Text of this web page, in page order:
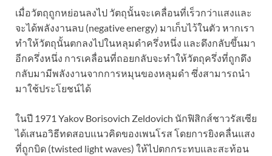
เมื่อวัตถุถูกหย่อนลงไป วัตถุนั้นจะเคลื่อนที่เร็วกว่าแสงและ
จะได้พลังงานลบ (negative energy) มาเก็บไว้ในตัว หากเรา
ทำให้วัตถุนั้นตกลงไปในหลุมดำครึ่งหนึ่ง และดึงกลับขึ้นมา
อีกครึ่งหนึ่ง การเคลื่อนที่ถอยกลับจะทำให้วัตถุครึ่งที่ถูกดึง
กลับมามีพลังงานจากการหมุนของหลุมดำ ซึ่งสามารถนำ
มาใช้ประโยชน์ได้
ในปี 1971 Yakov Borisovich Zeldovich นักฟิสิกส์ชาวรัสเซีย
ได้เสนอวิธีทดสอบแนวคิดของเพนโรส โดยการยิงคลื่นแสง
ที่ถูกบิด (twisted light waves) ให้ไปตกกระทบและสะท้อน